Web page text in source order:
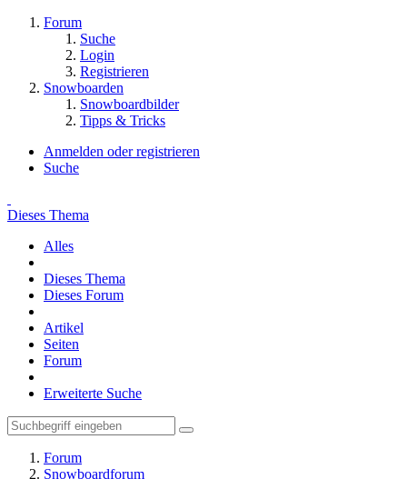
Forum
Suche
Login
Registrieren
Snowboarden
Snowboardbilder
Tipps & Tricks
Anmelden oder registrieren
Suche
Dieses Thema
Alles
Dieses Thema
Dieses Forum
Artikel
Seiten
Forum
Erweiterte Suche
Forum
Snowboardforum